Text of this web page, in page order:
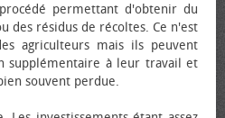
permettant d'obtenir du
des résidus de récoltes. Ce n'est
agriculteurs mais ils peuvent
supplémentaire à leur travail et
souvent perdue.